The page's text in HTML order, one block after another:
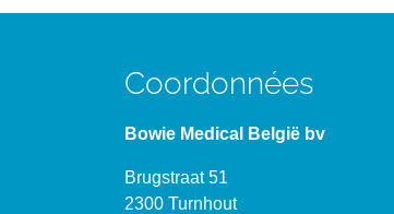
Coordonnées
Bowie Medical België bv
Brugstraat 51
2300 Turnhout